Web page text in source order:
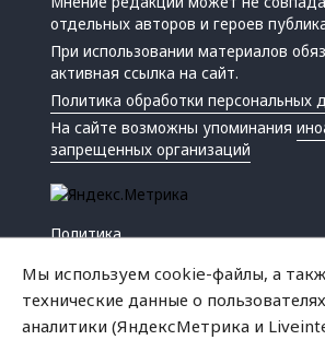
отдельных авторов и героев
При использовании материалов
активная ссылка на сайт.
Политика обработки персональных
На сайте возможны упоминания
запрещенных организаций
Политика
Мы используем cookie-файлы, а
технические данные о
аналитики (ЯндексМетрика и